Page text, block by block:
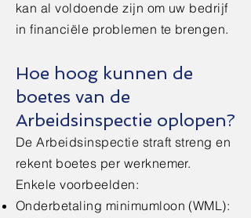
kan al voldoende zijn om uw bedrijf
in financiële problemen te brengen.
Hoe hoog kunnen de
boetes van de
Arbeidsinspectie oplopen?
De Arbeidsinspectie straft streng en
rekent boetes per werknemer.
Enkele voorbeelden:
Onderbetaling minimumloon (WML):